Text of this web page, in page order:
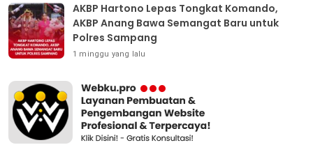
AKBP Hartono Lepas Tongkat Komando,
AKBP Anang Bawa Semangat Baru untuk
Polres Sampang
1 minggu yang lalu